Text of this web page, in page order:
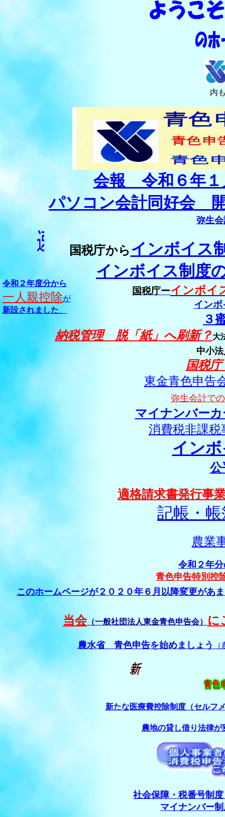
令和２年度分から
一人親控除が
新設されました。
内
会報 令和６年１
パソコン会計同好会
弥生
国税庁からインボイス
インボイス制度
国税庁ーインボイ
イン
３
納税管理 脱「紙」へ刷新？大
中小
国税
東金青色申告
弥生会計での
マイナンバー
消費税非課
イン
公
適格請求書発行事
記帳・
農業
令和２年
青色申告特別控
このホームページが２０２０年６月以降変更があ
当会（一般社団法人東金青色申告会） に
農水省 青色申告を始めましょう
新たな医療費控除制度（セルフ
農地の貸し借り法律が
社会保障・税番号制
マイナンバー